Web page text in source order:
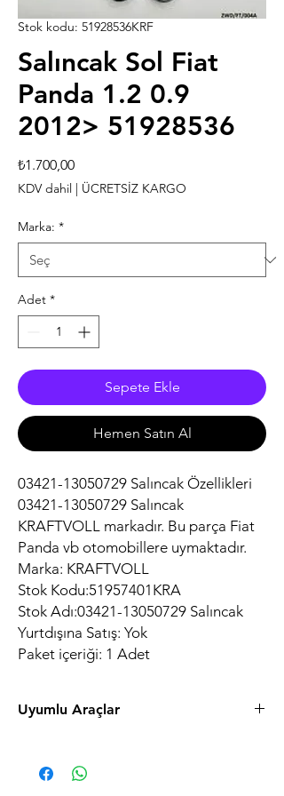
Stok kodu: 51928536KRF
Salıncak Sol Fiat
Panda 1.2 0.9
2012> 51928536
₺1.700,00Fiyat
KDV dahil | ÜCRETSİZ KARGO
Marka: *
Adet *
Sepete Ekle
Hemen Satın Al
03421-13050729 Salıncak Özellikleri
03421-13050729 Salıncak
KRAFTVOLL markadır. Bu parça Fiat
Panda vb otomobillere uymaktadır.
Marka: KRAFTVOLL
Stok Kodu:51957401KRA
Stok Adı:03421-13050729 Salıncak
Yurtdışına Satış: Yok
Paket içeriği: 1 Adet
Uyumlu Araçlar
Fiat Panda0.9Benzin
Fiat Panda1.2Benzin